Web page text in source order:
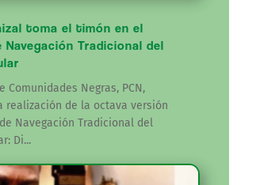
toma el timón en el
Navegación Tradicional del
Comunidades Negras, PCN,
realización de la octava versión
Navegación Tradicional del
Di...